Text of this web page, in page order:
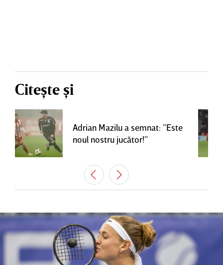
Citește și
Adrian Mazilu a semnat: ”Este
noul nostru jucător!”